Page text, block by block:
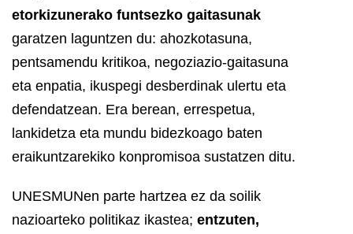
etorkizunerako funtsezko gaitasunak
garatzen laguntzen du: ahozkotasuna,
pentsamendu kritikoa, negoziazio-gaitasuna
eta enpatia, ikuspegi desberdinak ulertu eta
defendatzean. Era berean, errespetua,
lankidetza eta mundu bidezkoago baten
eraikuntzarekiko konpromisoa sustatzen ditu.
UNESMUNen parte hartzea ez da soilik
nazioarteko politikaz ikastea; entzuten,